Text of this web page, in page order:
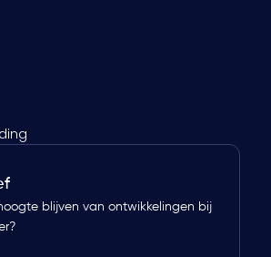
blijven van ontwikkelingen bij